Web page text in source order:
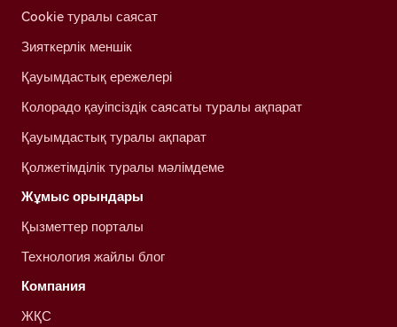
Cookie туралы саясат
Зияткерлік меншік
Қауымдастық ережелері
Колорадо қауіпсіздік саясаты туралы ақпарат
Қауымдастық туралы ақпарат
Қолжетімділік туралы мәлімдеме
Жұмыс орындары
Қызметтер порталы
Технология жайлы блог
Компания
ЖҚС